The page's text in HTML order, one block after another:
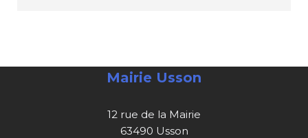
Mairie Usson
12 rue de la Mairie
63490 Usson